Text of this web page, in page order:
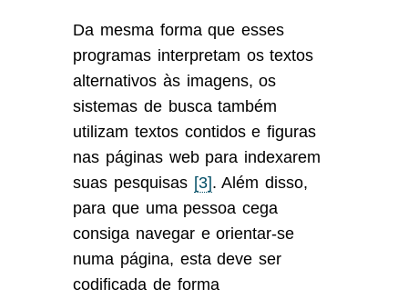
Da mesma forma que esses
programas interpretam os textos
alternativos às imagens, os
sistemas de busca também
utilizam textos contidos e figuras
nas páginas web para indexarem
suas pesquisas [3]. Além disso,
para que uma pessoa cega
consiga navegar e orientar-se
numa página, esta deve ser
codificada de forma